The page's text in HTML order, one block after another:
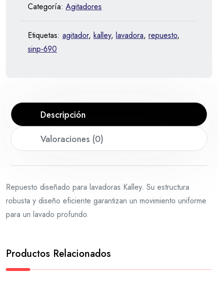
Categoría: Agitadores
Etiquetas: agitador, kalley, lavadora, repuesto,
sinp-690
Descripción
Valoraciones (0)
Repuesto diseñado para lavadoras Kalley. Su estructura
robusta y diseño eficiente garantizan un movimiento uniforme
para un lavado profundo.
Productos Relacionados